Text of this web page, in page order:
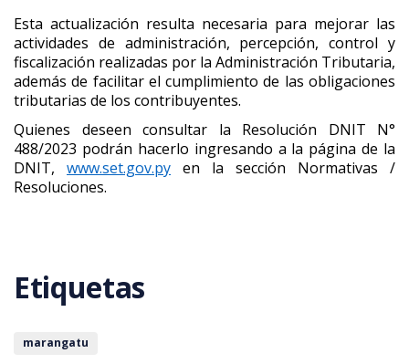
Esta actualización resulta necesaria para mejorar las
actividades de administración, percepción, control y
fiscalización realizadas por la Administración Tributaria,
además de facilitar el cumplimiento de las obligaciones
tributarias de los contribuyentes.
Quienes deseen consultar la Resolución DNIT N°
488/2023 podrán hacerlo ingresando a la página de la
DNIT, www.set.gov.py en la sección Normativas /
Resoluciones.
Etiquetas
marangatu